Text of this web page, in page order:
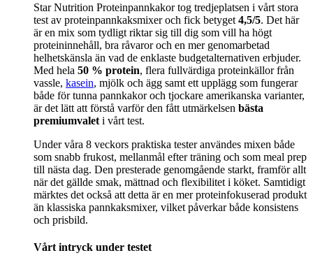
Star Nutrition Proteinpannkakor tog tredjeplatsen i vårt stora
test av proteinpannkaksmixer och fick betyget 4,5/5. Det här
är en mix som tydligt riktar sig till dig som vill ha högt
proteininnehåll, bra råvaror och en mer genomarbetad
helhetskänsla än vad de enklaste budgetalternativen erbjuder.
Med hela 50 % protein, flera fullvärdiga proteinkällor från
vassle, kasein, mjölk och ägg samt ett upplägg som fungerar
både för tunna pannkakor och tjockare amerikanska varianter,
är det lätt att förstå varför den fått utmärkelsen bästa
premiumvalet i vårt test.
Under våra 8 veckors praktiska tester användes mixen både
som snabb frukost, mellanmål efter träning och som meal prep
till nästa dag. Den presterade genomgående starkt, framför allt
när det gällde smak, mättnad och flexibilitet i köket. Samtidigt
märktes det också att detta är en mer proteinfokuserad produkt
än klassiska pannkaksmixer, vilket påverkar både konsistens
och prisbild.
Vårt intryck under testet